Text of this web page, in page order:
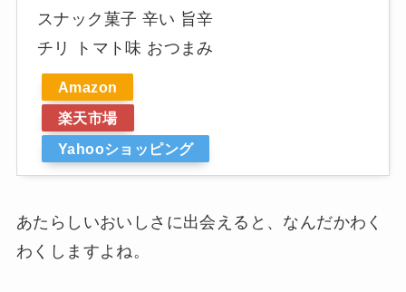
スナック菓子 辛い 旨辛
チリ トマト味 おつまみ
Amazon
楽天市場
Yahooショッピング
あたらしいおいしさに出会えると、なんだかわく
わくしますよね。